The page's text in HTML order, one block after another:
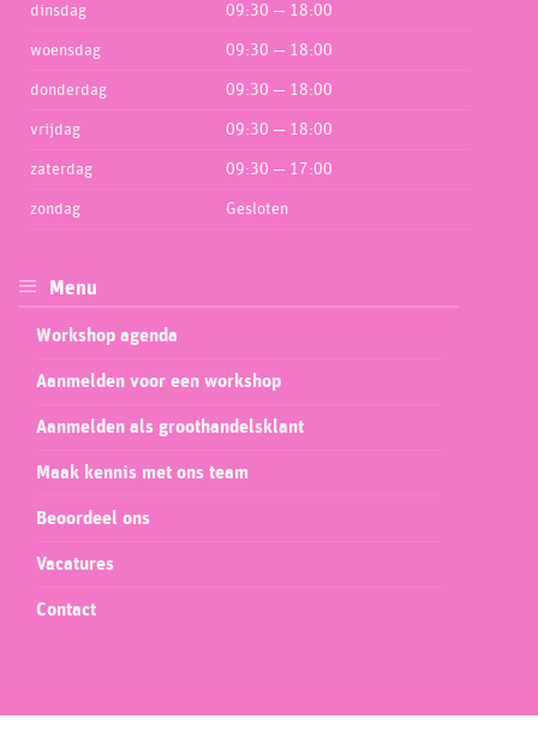
dinsdag 09:30 — 18:00
woensdag 09:30 — 18:00
donderdag 09:30 — 18:00
vrijdag 09:30 — 18:00
zaterdag 09:30 — 17:00
zondag Gesloten
Menu
Workshop agenda
Aanmelden voor een workshop
Aanmelden als groothandelsklant
Maak kennis met ons team
Beoordeel ons
Vacatures
Contact